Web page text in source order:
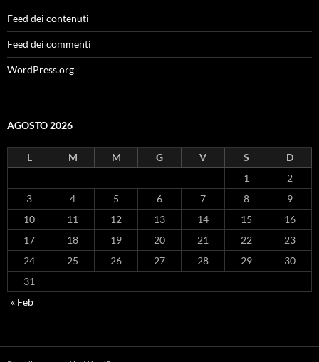
Feed dei contenuti
Feed dei commenti
WordPress.org
AGOSTO 2026
L M M G V S
D
1
2
3
4 5 6 7 8
9
10
11 12 13 14 15
16
17
18 19 20 21 22
23
24
25 26 27 28 29
30
31
« Feb